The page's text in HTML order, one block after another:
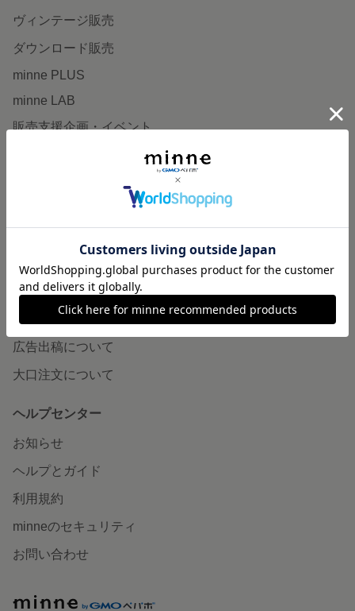
ヴィンテージ販売
ダウンロード販売
minne PLUS
minne LAB
販売支援企画・イベント
minneとものづくりと
minneの本
企業の方へ
広告出稿について
大口注文について
ヘルプセンター
お知らせ
ヘルプとガイド
利用規約
minneのセキュリティ
お問い合わせ